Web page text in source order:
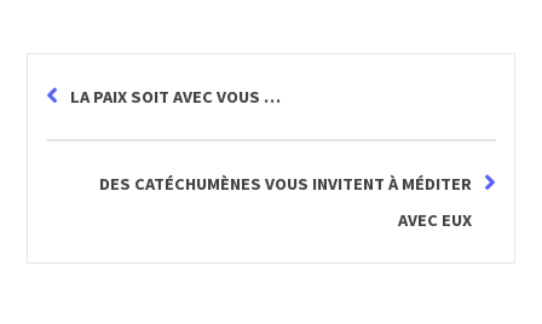
LA PAIX SOIT AVEC VOUS …
DES CATÉCHUMÈNES VOUS INVITENT À MÉDITER
AVEC EUX